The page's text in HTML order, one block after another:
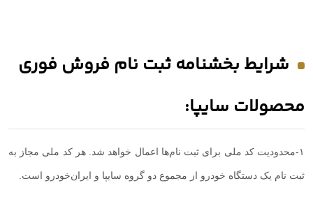
شرایط بخشنامه ثبت نام فروش فوری
محصولات سایپا:
۱-محدودیت کد ملی برای ثبت نام‌ها اعمال خواهد شد. هر کد ملی مجاز به
ثبت نام یک دستگاه خودرو از مجموع دو گروه سایپا و ایران‌خودرو است